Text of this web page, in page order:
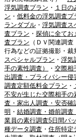
浮気調査プラン ・ １日の
ン ・ 低料金の浮気調査プ
ランダブル・ 浮気調査ス
査プラン ・ 探偵に全てお
査プラン （ＤＶ関連調
行為などの証拠撮影・裁
スペシャルプラン ・ 浮気
手の素性調査）
・ 交際相
出調査・プライバシー侵
調査定額低料金プラン ・
不安が生じた交際相手の
査・家出人調査・安否確
明 ・ 結婚調査・婚前調査
業員の素行調査5日間パ
種データ調査 ・ 住所特定